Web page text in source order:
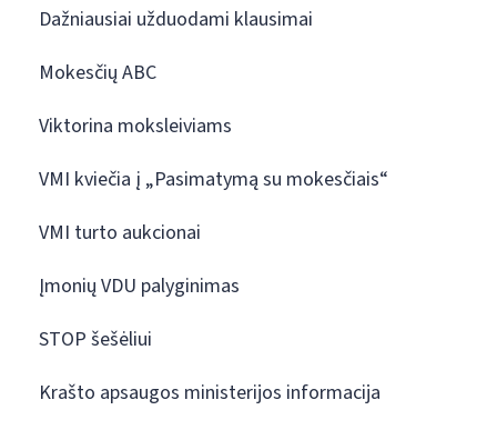
Dažniausiai užduodami klausimai
Mokesčių ABC
Viktorina moksleiviams
VMI kviečia į „Pasimatymą su mokesčiais“
VMI turto aukcionai
Įmonių VDU palyginimas
STOP šešėliui
Krašto apsaugos ministerijos informacija